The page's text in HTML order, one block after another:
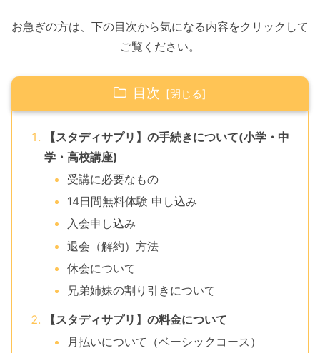
お急ぎの方は、下の目次から気になる内容をクリックして
ご覧ください。
目次
【スタディサプリ】の手続きについて(小学・中
学・高校講座)
受講に必要なもの
14日間無料体験 申し込み
入会申し込み
退会（解約）方法
休会について
兄弟姉妹の割り引きについて
【スタディサプリ】の料金について
月払いについて（ベーシックコース）